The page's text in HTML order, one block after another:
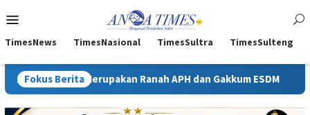
ke
Mobile
TimesNews TimesNasional TimesSultra TimesSulteng
Fokus BeritaRanah APH dan Gakkum ESDM Kejati Sultra